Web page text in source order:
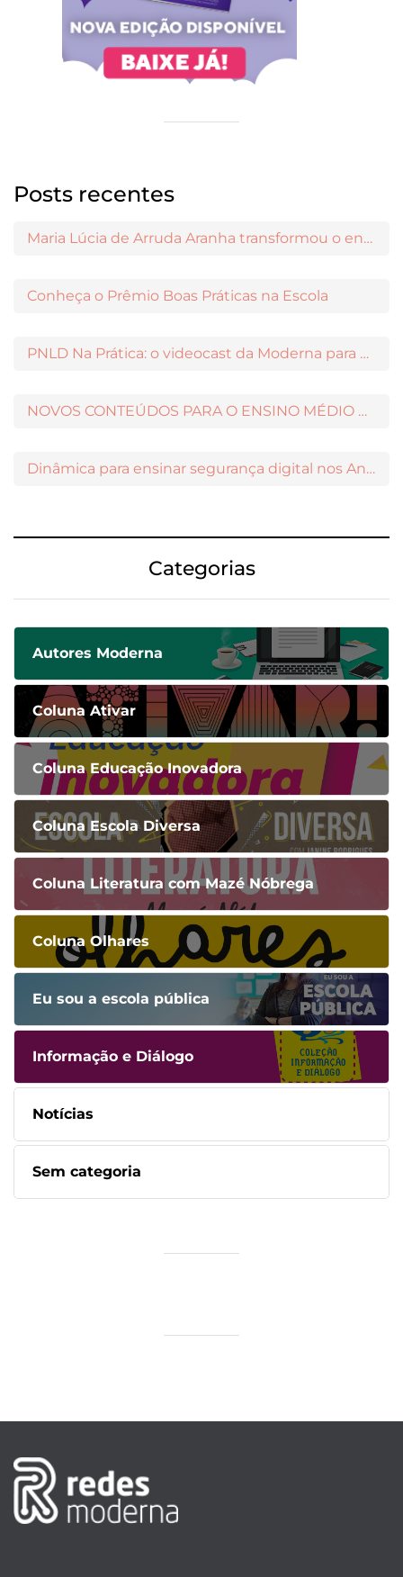
Posts recentes
Maria Lúcia de Arruda Aranha transformou o ensino de Filosofia no Brasil
Conheça o Prêmio Boas Práticas na Escola
PNLD Na Prática: o videocast da Moderna para apoiar a escolha das obras aprovadas
NOVOS CONTEÚDOS PARA O ENSINO MÉDIO DISPONÍVEIS NO MODERNAMIGOS
Dinâmica para ensinar segurança digital nos Anos Iniciais
Categorias
Autores Moderna
Coluna Ativar
Coluna Educação Inovadora
Coluna Escola Diversa
Coluna Literatura com Mazé Nóbrega
Coluna Olhares
Eu sou a escola pública
Informação e Diálogo
Notícias
Sem categoria